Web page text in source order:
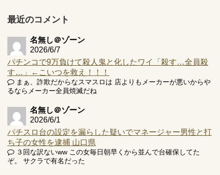
アズールレーン スロット評価はコイン持ちの悪い疑似ボ天
Powered by livedoor 相互RSS
最近のコメント
名無し＠ゾーン
2026/6/7
パチンコで9万負けて殺人鬼と化したワイ「殺す…全員殺
す…」←こいつを救え！！！
まぁ、詐欺だからなスマスロは 店よりもメーカーが悪いからや
るならメーカー全員焼滅だね
名無し＠ゾーン
2026/6/1
パチスロ台の設定を漏らした疑いでマネージャー男性と打
ち子の女性を逮捕 山口県
３回な訳ないww この女毎日朝早くから並んで台確保してた
ぞ。 サクラで有名だった